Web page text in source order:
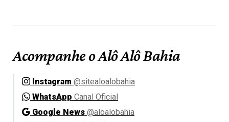
Acompanhe o Alô Alô Bahia
Instagram @sitealoalobahia
WhatsApp Canal Oficial
Google News @aloalobahia